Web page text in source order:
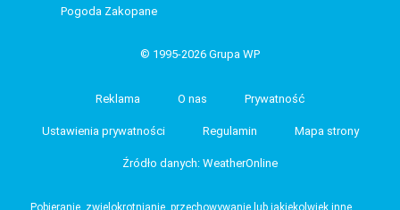
Pogoda Zakopane
© 1995-2026 Grupa WP
Reklama O nas Prywatność
Ustawienia prywatności Regulamin Mapa strony
Źródło danych: WeatherOnline
Pobieranie, zwielokrotnianie, przechowywanie lub jakiekolwiek inne